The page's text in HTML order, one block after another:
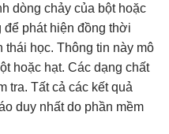
dòng chảy của bột hoặc
phát hiện đồng thời
thái học. Thông tin này mô
hoặc hạt. Các dạng chất
tra. Tất cả các kết quả
duy nhất do phần mềm